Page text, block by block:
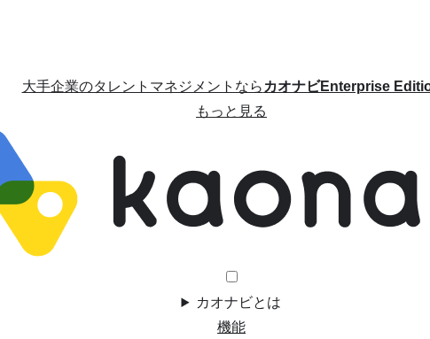
大手企業のタレントマネジメントならカオナビEnterprise
もっと見る
カオナビとは
機能